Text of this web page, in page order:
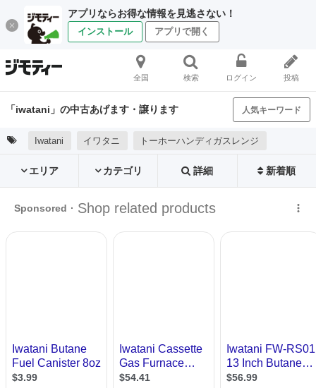
アプリならお得な情報を見逃さない！
インストール アプリで開く
全国 検索 ログイン 投稿
「iwatani」の中古あげます・譲ります 人気キーワード
Iwatani イワタニ トーホーハンディガスレンジ
エリア カテゴリ 詳細 新着順